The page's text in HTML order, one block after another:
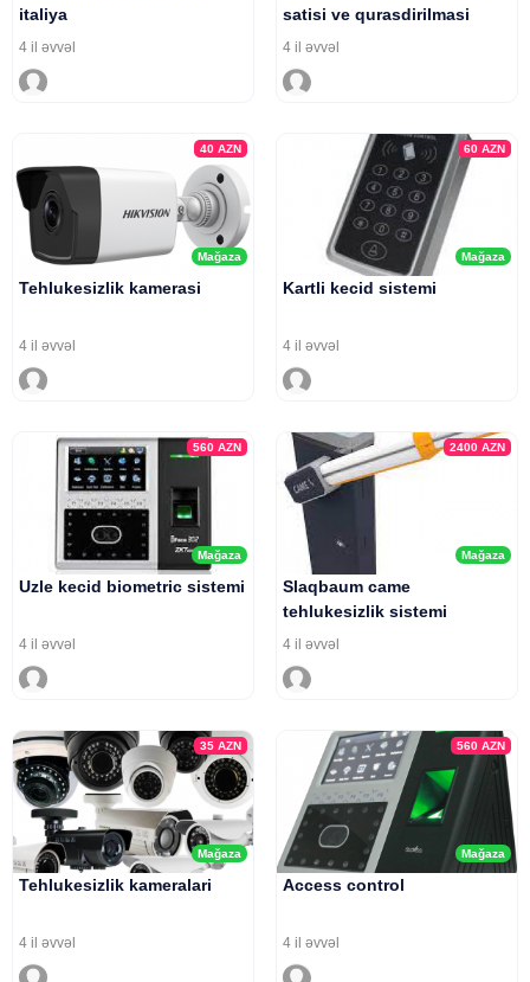
italiya
4 il əvvəl
satisi ve qurasdirilmasi
4 il əvvəl
Mağaza
40AZN
Tehlukesizlik kamerasi
4 il əvvəl
Mağaza
60 AZN
Kartli kecid sistemi
4 il əvvəl
Mağaza
560AZN
Uzle kecid biometric sistemi
4 il əvvəl
Mağaza
2400 AZN
Slaqbaum came
tehlukesizlik sistemi
4 il əvvəl
Mağaza
35AZN
Tehlukesizlik kameralari
4 il əvvəl
Mağaza
560 AZN
Access control
4 il əvvəl